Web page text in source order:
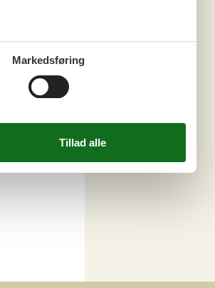
Markedsføring